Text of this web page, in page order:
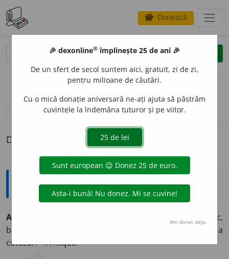
savings Donează
clear
opțiuni
definiții (1) pronunțievolume_up (46)
Definiția cu ID-ul 351704:
Explicative DEX
A SE RISC
A se expune unui risc,
biruind frica sau jena; a îndrăzni; a se încumeta; a
cuteza. /<fr.risquer
🎉 dexonline® împlinește 25 de ani 🎉
De un sfert de secol suntem aici, gratuit, zi de zi,
pentru milioane de căutări.
Cu o mică donație aniversară ne-ați ajuta să păstrăm
cuvintele la îndemâna tuturor și pe viitor.
Am donat deja.